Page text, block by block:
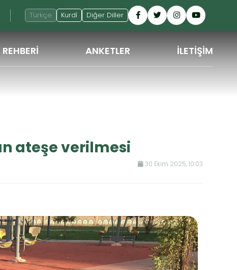
Türkçe Kurdî Diğer Diller
ANKETLER İLETİŞİM
ateşe verilmesi
30 Ekim 2025, 10:03